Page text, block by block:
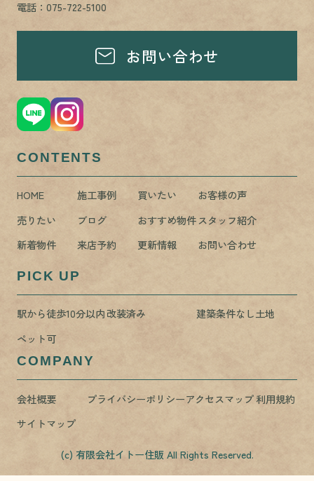
電話：075-722-5100
お問い合わせ
CONTENTS
HOME 施工事例 買いたい
お客様の声
売りたい
ブログ おすすめ物件スタッフ紹介
新着物件
来店予約 更新情報 お問い合わせ
PICK UP
駅から徒歩10分以内改装済み
建築条件なし土地
ペット可
COMPANY
会社概要 プライバシーポリシーアクセスマップ利用規約
サイトマップ
(c) 有限会社イトー住販 All Rights Reserved.